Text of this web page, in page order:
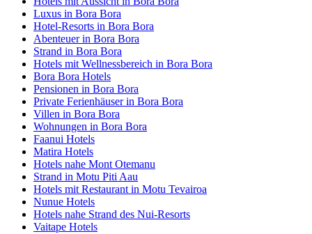
Luxus in Bora Bora
Hotel-Resorts in Bora Bora
Abenteuer in Bora Bora
Strand in Bora Bora
Hotels mit Wellnessbereich in Bora Bora
Bora Bora Hotels
Pensionen in Bora Bora
Private Ferienhäuser in Bora Bora
Villen in Bora Bora
Wohnungen in Bora Bora
Faanui Hotels
Matira Hotels
Hotels nahe Mont Otemanu
Strand in Motu Piti Aau
Hotels mit Restaurant in Motu Tevairoa
Nunue Hotels
Hotels nahe Strand des Nui-Resorts
Vaitape Hotels